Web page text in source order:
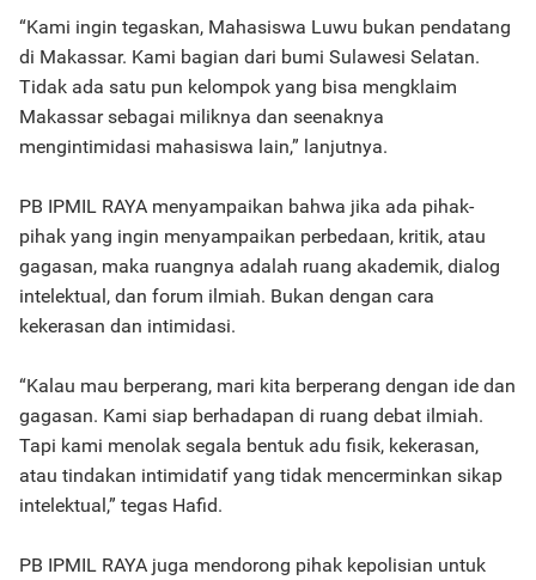
“Kami ingin tegaskan, Mahasiswa Luwu bukan pendatang
di Makassar. Kami bagian dari bumi Sulawesi Selatan.
Tidak ada satu pun kelompok yang bisa mengklaim
Makassar sebagai miliknya dan seenaknya
mengintimidasi mahasiswa lain,” lanjutnya.
PB IPMIL RAYA menyampaikan bahwa jika ada pihak-
pihak yang ingin menyampaikan perbedaan, kritik, atau
gagasan, maka ruangnya adalah ruang akademik, dialog
intelektual, dan forum ilmiah. Bukan dengan cara
kekerasan dan intimidasi.
“Kalau mau berperang, mari kita berperang dengan ide dan
gagasan. Kami siap berhadapan di ruang debat ilmiah.
Tapi kami menolak segala bentuk adu fisik, kekerasan,
atau tindakan intimidatif yang tidak mencerminkan sikap
intelektual,” tegas Hafid.
PB IPMIL RAYA juga mendorong pihak kepolisian untuk